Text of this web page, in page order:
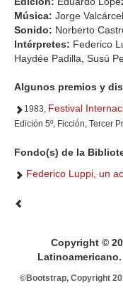
Música: Jorge Valcárcel
Sonido: Norberto
Intérpretes: Federico
Haydée Padilla, Susú
Algunos premios y
1983, Festival
Edición 5º, Ficción, Tercer
Fondo(s) de la
Federico Luppi, un
Copyright ©
©Bootstrap, Copyright